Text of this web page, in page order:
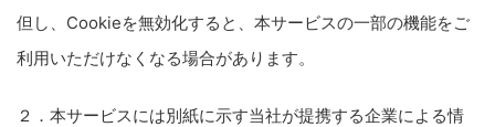
但し、Cookieを無効化すると、本サービスの一部の機能をご
利用いただけなくなる場合があります。
２．本サービスには別紙に示す当社が提携する企業による情